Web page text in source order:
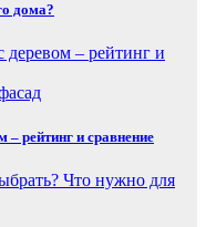
дома?
рейтинг и сравнение